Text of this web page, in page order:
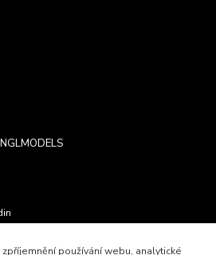
používání webu, analytické